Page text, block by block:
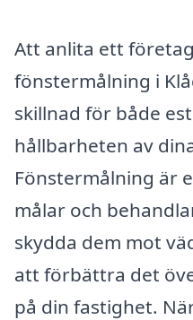
Att anlita ett
fönstermålning i
skillnad för både
hållbarheten av
Fönstermålning är
målar och
skydda dem mot
att förbättra det
på din fastighet.